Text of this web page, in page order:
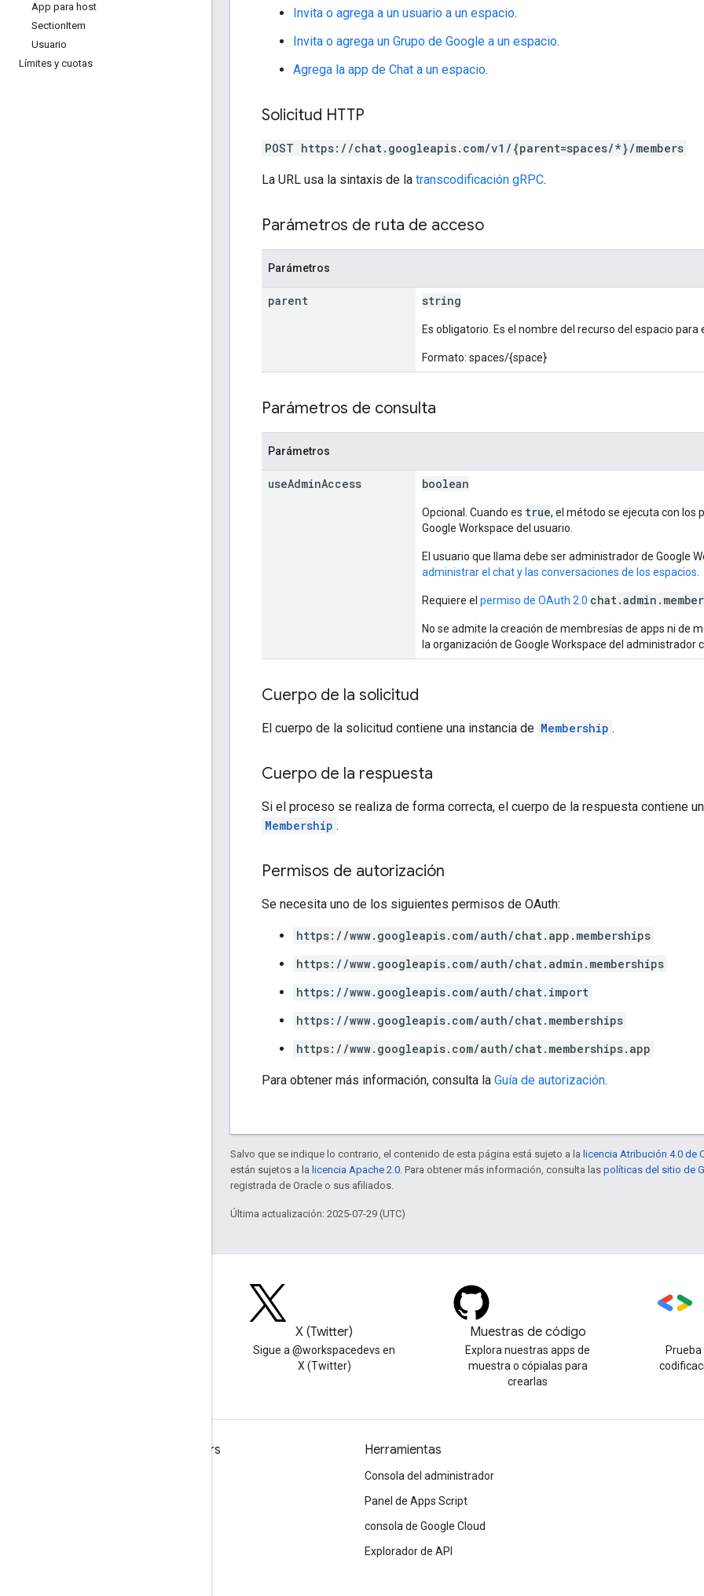
App para host
SectionItem
Usuario
Límites y cuotas
Invita o agrega a un usuario a un espacio.
Invita o agrega un Grupo de Google a un espacio.
Agrega la app de Chat a un espacio.
Solicitud HTTP
POST https://chat.googleapis.com/v1/{parent=spaces/*}/members
La URL usa la sintaxis de la transcodificación gRPC.
Parámetros de ruta de acceso
Parámetros
parent string
Es obligatorio. Es el nombre del recurso del espacio para
Formato: spaces/{space}
Parámetros de consulta
Parámetros
useAdminAccess boolean
Opcional. Cuando es true, el método se ejecuta con los
Google Workspace del usuario.
El usuario que llama debe ser administrador de Google
administrar el chat y las conversaciones de los espacios
Requiere el permiso de OAuth 2.0
No se admite la creación de membresías de apps ni de
la organización de Google Workspace del administrador
Cuerpo de la solicitud
El cuerpo de la solicitud contiene una instancia de Membership .
Cuerpo de la respuesta
Si el proceso se realiza de forma correcta, el cuerpo de la respuesta contiene
Membership .
Permisos de autorización
Se necesita uno de los siguientes permisos de OAuth:
https://www.googleapis.com/auth/chat.app.memberships
https://www.googleapis.com/auth/chat.admin.memberships
https://www.googleapis.com/auth/chat.import
https://www.googleapis.com/auth/chat.memberships
https://www.googleapis.com/auth/chat.memberships.app
Para obtener más información, consulta la Guía de autorización.
Salvo que se indique lo contrario, el contenido de esta página está sujeto a la licencia Atribución 4.0 de
están sujetos a la licencia Apache 2.0 . Para obtener más información, consulta las políticas del sitio de
registrada de Oracle o sus afiliados.
Última actualización: 2025-07-29 (UTC)
X (Twitter)
Sigue a @workspacedevs en
X (Twitter)
Muestras de código
Explora nuestras apps de
muestra o cópialas para
crearlas
Google Workspace for Developers Herramientas
Consola del administrador
Panel de Apps Script
consola de Google Cloud
Explorador de API